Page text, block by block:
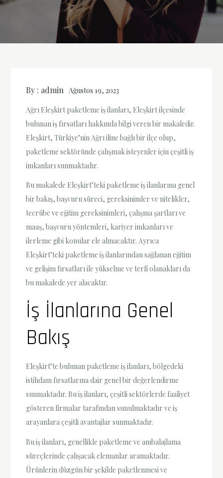
By : admin Ağustos 19, 2023
Ağrı Eleşkirt paketleme iş ilanları, Eleşkirt ilçesinde
bulunan iş fırsatları hakkında bilgi veren bir makaledir.
Eleşkirt, Türkiye’nin Ağrı iline bağlı bir ilçe olup,
paketleme sektöründe çalışmak isteyenler için çeşitli iş
imkanları sunmaktadır.
Bu makalede Eleşkirt’teki paketleme iş ilanlarına genel
bir bakış, başvuru süreci, gereksinimler ve nitelikler,
tecrübe ve eğitim gereksinimleri, çalışma şartları ve
maaş, başvuru yöntemleri, kariyer imkanları ve
ilerleme gibi konular ele alınacaktır. Ayrıca
Eleşkirt’teki paketleme iş ilanlarından sağlanan eğitim
ve gelişim fırsatları ile yükselme ve terfi olanakları da
bu makalede yer alacaktır.
İş İlanlarına Genel
Bakış
Eleşkirt’te bulunan paketleme iş ilanları, bölgedeki
istihdam fırsatlarına dair genel bir değerlendirme
sunmaktadır. Bu iş ilanları, çeşitli sektörlerde faaliyet
gösteren firmalar tarafından sunulmaktadır ve iş
arayanlara çeşitli avantajlar sunmaktadır.
Bu iş ilanları, genellikle paketleme ve ambalajlama
süreçlerinde çalışacak elemanlar aramaktadır.
Ürünlerin düzgün bir şekilde paketlenmesi ve